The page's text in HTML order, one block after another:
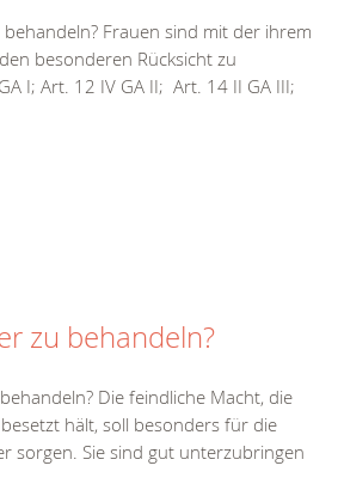
Frauen sind mit der ihrem
besonderen Rücksicht zu
I; Art. 12 IV GA II; Art. 14 II GA III;
zu behandeln?
Die feindliche Macht, die
hält, soll besonders für die
sorgen. Sie sind gut unterzubringen